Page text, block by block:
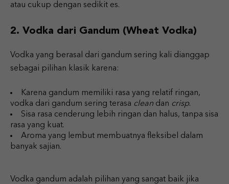
atau cukup dengan sedikit es.
2. Vodka dari Gandum (Wheat Vodka)
Vodka yang berasal dari gandum sering kali dianggap
sebagai pilihan klasik karena:
Karena gandum memiliki rasa yang relatif ringan,
vodka dari gandum sering terasa clean dan crisp.
Sisa rasa cenderung lebih ringan dan halus, tanpa sisa
rasa yang kuat.
Aroma yang lembut membuatnya fleksibel dalam
banyak sajian.
Vodka gandum adalah pilihan yang sangat baik jika